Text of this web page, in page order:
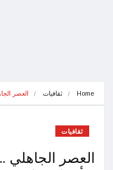
Home ثقافيات العصر
ثقافيات
العصر